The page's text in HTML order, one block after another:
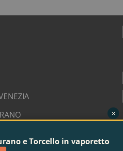
di "Isola di Burano", Via
×
e Torcello in vaporetto